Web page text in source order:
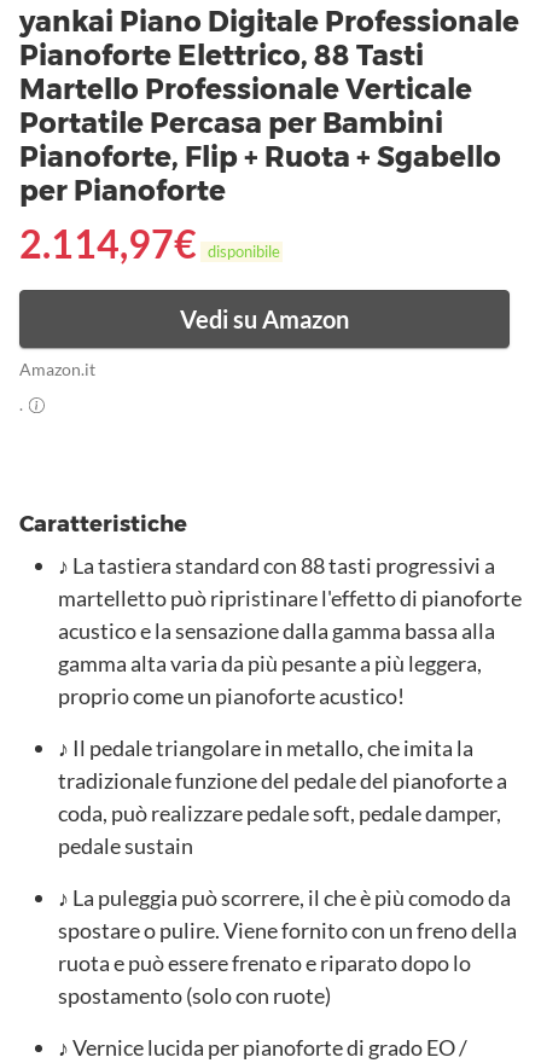
yankai Piano Digitale Professionale
Pianoforte Elettrico, 88 Tasti
Martello Professionale Verticale
Portatile Percasa per Bambini
Pianoforte, Flip + Ruota + Sgabello
per Pianoforte
2.114,97€ disponibile
Vedi su Amazon
Amazon.it
.
Caratteristiche
♪ La tastiera standard con 88 tasti progressivi a
martelletto può ripristinare l'effetto di pianoforte
acustico e la sensazione dalla gamma bassa alla
gamma alta varia da più pesante a più leggera,
proprio come un pianoforte acustico!
♪ Il pedale triangolare in metallo, che imita la
tradizionale funzione del pedale del pianoforte a
coda, può realizzare pedale soft, pedale damper,
pedale sustain
♪ La puleggia può scorrere, il che è più comodo da
spostare o pulire. Viene fornito con un freno della
ruota e può essere frenato e riparato dopo lo
spostamento (solo con ruote)
♪ Vernice lucida per pianoforte di grado EO /